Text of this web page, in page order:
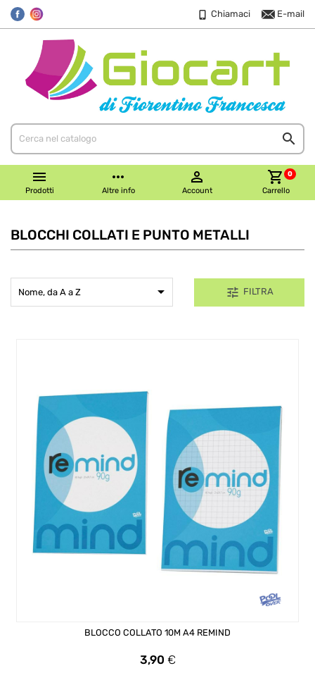
Chiamaci E-mail


Prodotti
more_horiz
Altre info

Account
shopping_cart 0
Carrello
BLOCCHI COLLATI E PUNTO METALLI
Nome, da A a Z  tune FILTRA
BLOCCO COLLATO 10M A4 REMIND
Prezzo
3,90 €